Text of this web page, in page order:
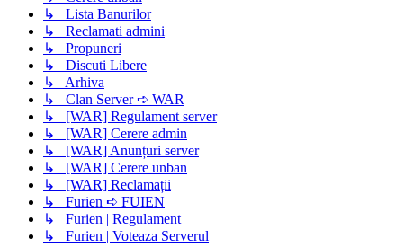
↳ Lista Banurilor
↳ Reclamati admini
↳ Propuneri
↳ Discuti Libere
↳ Arhiva
↳ Clan Server ➪ WAR
↳ [WAR] Regulament server
↳ [WAR] Cerere admin
↳ [WAR] Anunțuri server
↳ [WAR] Cerere unban
↳ [WAR] Reclamații
↳ Furien ➪ FUIEN
↳ Furien | Regulament
↳ Furien | Voteaza Serverul